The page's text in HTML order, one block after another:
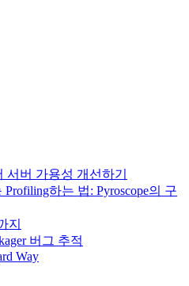
서버 가용성 개선하기
하는 법: Pyroscope의 구
지
버그 추적
Way